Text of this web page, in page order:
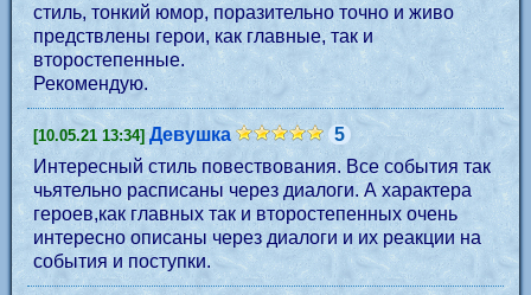
стиль, тонкий юмор, поразительно точно и живо
предствлены герои, как главные, так и
второстепенные.
Рекомендую.
[10.05.21 13:34] Девушка
5
Интересный стиль повествования. Все события так
чьятельно расписаны через диалоги. А характера
героев,как главных так и второстепенных очень
интересно описаны через диалоги и их реакции на
события и поступки.